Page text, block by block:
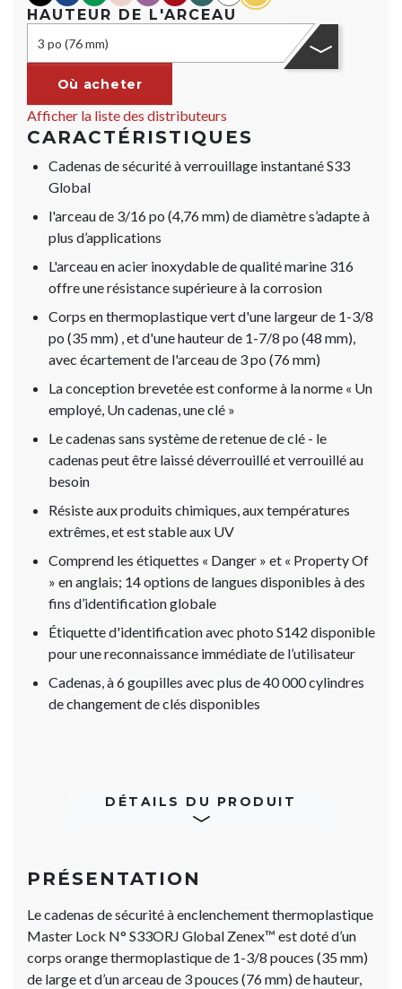
HAUTEUR DE L'ARCEAU
3 po (76 mm)
Où acheter
Afficher la liste des distributeurs
CARACTÉRISTIQUES
Cadenas de sécurité à verrouillage instantané S33
Global
l'arceau de 3/16 po (4,76 mm) de diamètre s’adapte à
plus d’applications
L'arceau en acier inoxydable de qualité marine 316
offre une résistance supérieure à la corrosion
Corps en thermoplastique vert d'une largeur de 1-3/8
po (35 mm) , et d'une hauteur de 1-7/8 po (48 mm),
avec écartement de l'arceau de 3 po (76 mm)
La conception brevetée est conforme à la norme « Un
employé, Un cadenas, une clé »
Le cadenas sans système de retenue de clé - le
cadenas peut être laissé déverrouillé et verrouillé au
besoin
Résiste aux produits chimiques, aux températures
extrêmes, et est stable aux UV
Comprend les étiquettes « Danger » et « Property Of
» en anglais; 14 options de langues disponibles à des
fins d’identification globale
Étiquette d'identification avec photo S142 disponible
pour une reconnaissance immédiate de l’utilisateur
Cadenas, à 6 goupilles avec plus de 40 000 cylindres
de changement de clés disponibles
DÉTAILS DU PRODUIT
PRÉSENTATION
Le cadenas de sécurité à enclenchement thermoplastique
Master Lock N° S33ORJ Global Zenex™ est doté d’un
corps orange thermoplastique de 1-3/8 pouces (35 mm)
de large et d’un arceau de 3 pouces (76 mm) de hauteur,